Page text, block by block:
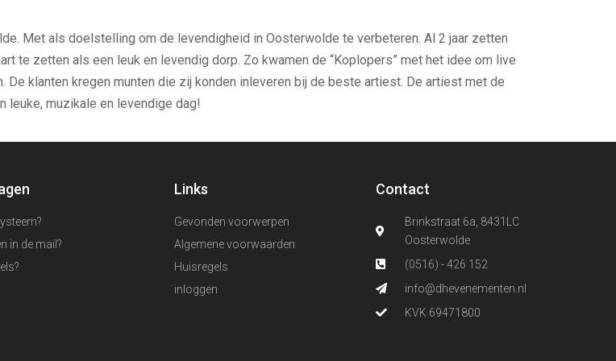
Met als doelstelling om de levendigheid in Oosterwolde te verbeteren. Al 2 jaar zetten
te zetten als een leuk en levendig dorp. Zo kwamen de “Koplopers” met het idee om live
De klanten kregen munten die zij konden inleveren bij de beste artiest. De artiest met de
leuke, muzikale en levendige dag!
in de mail?
Links
Gevonden voorwerpen
Algemene voorwaarden
Huisregels
inloggen
Contact
Brinkstraat 6a, 8431LC
Oosterwolde
(0516) - 426 152
info@dhevenementen.nl
KVK 69471800